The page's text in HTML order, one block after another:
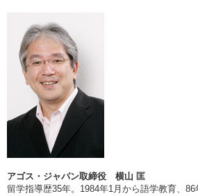
アゴス・ジャパン取締役 横山 匡
留学指導歴35年。 1984年1月から語学教育、86